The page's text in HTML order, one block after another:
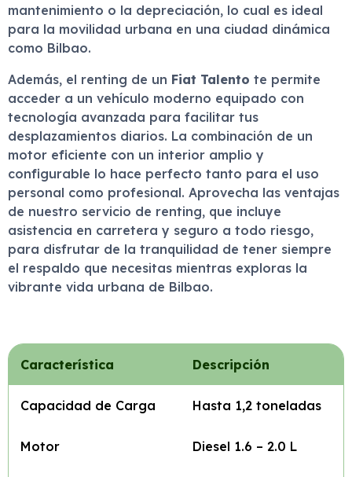
mantenimiento o la depreciación, lo cual es ideal
para la movilidad urbana en una ciudad dinámica
como Bilbao.
Además, el renting de un Fiat Talento te permite
acceder a un vehículo moderno equipado con
tecnología avanzada para facilitar tus
desplazamientos diarios. La combinación de un
motor eficiente con un interior amplio y
configurable lo hace perfecto tanto para el uso
personal como profesional. Aprovecha las ventajas
de nuestro servicio de renting, que incluye
asistencia en carretera y seguro a todo riesgo,
para disfrutar de la tranquilidad de tener siempre
el respaldo que necesitas mientras exploras la
vibrante vida urbana de Bilbao.
Característica Descripción
Capacidad de Carga Hasta 1,2 toneladas
Motor Diesel 1.6 – 2.0 L